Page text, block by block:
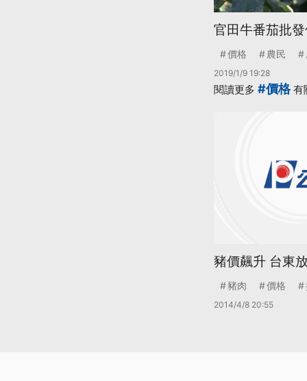
官田牛番茄批
價格 農民
2019/1/9 19:28
閱讀更多 #價格有
豬價飆升 台東
豬肉 價格
2014/4/8 20:55